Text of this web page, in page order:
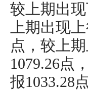
较上期出
上期出现
点，较上
1079.26点
报1033.28